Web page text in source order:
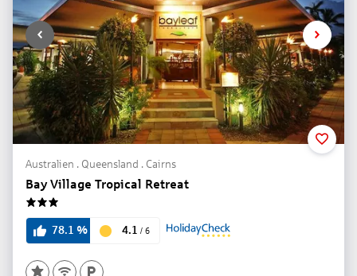
Australien . Queensland . Cairns
Bay Village Tropical Retreat
78.1 % 4.1 / 6